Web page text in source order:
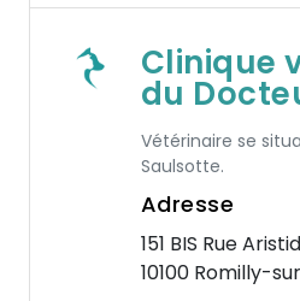
Clinique
du
Vétérinaire se
Saulsotte.
Adresse
151 BIS Rue
10100 Romilly-